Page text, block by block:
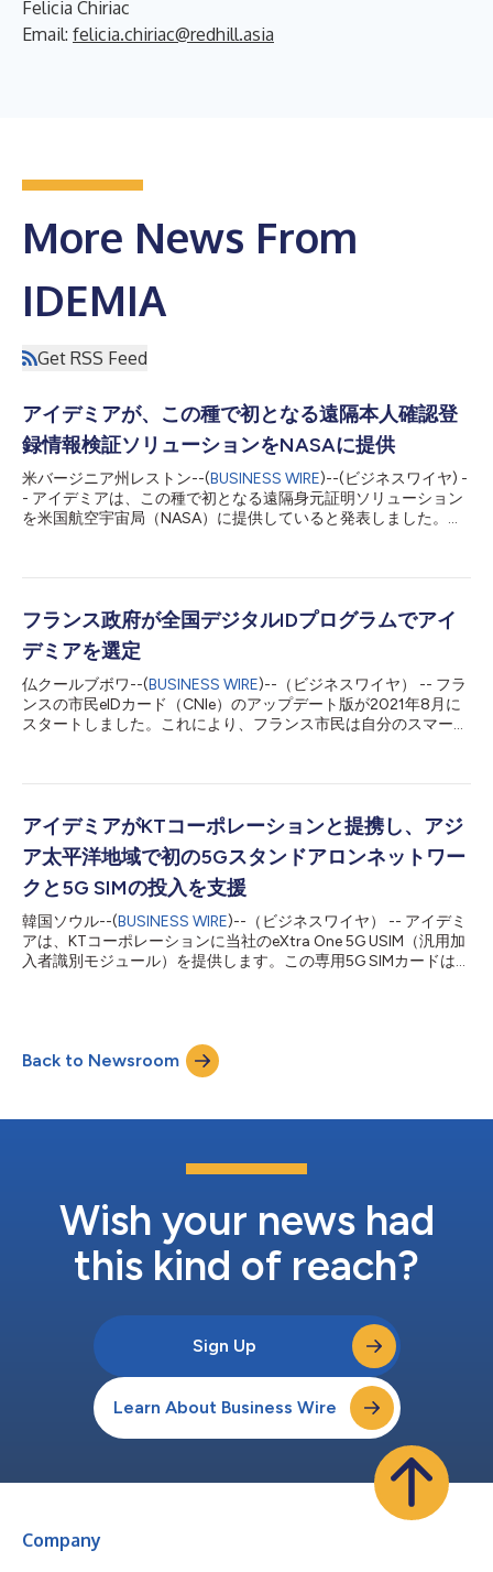
Felicia Chiriac
Email: felicia.chiriac@redhill.asia
More News From
IDEMIA
Get RSS Feed
アイデミアが、この種で初となる遠隔本人確認登
録情報検証ソリューションをNASAに提供
米バージニア州レストン--(BUSINESS WIRE)--(ビジネスワイヤ) -
- アイデミアは、この種で初となる遠隔身元証明ソリューション
を米国航空宇宙局（NASA）に提供していると発表しました。こ
政府向け遠隔身元証明ソリューションは、政府機関向けに資格証
であるアイデミアが開発したものです。またアイデミアは米国国
防総省（DoD）の共通アクセスカード（CAC）など、連邦機関向
けの個人本人確認情報検証（PIV）カードも製造しており、米国
全州における運転免許証の大部分も発行しています。 この遠隔
身元証明（RIP）ソリューションは米国立標準技術研究所
（NIST） 800-63A本人確認情報保証レベル（IAL）2に規定され
た連邦本人確認情報管理指針に完全準拠しており、これにより
フランス政府が全国デジタルIDプログラムでアイ
デミアを選定
仏クールブボワ--(BUSINESS WIRE)--（ビジネスワイヤ） -- フラ
ンスの市民eIDカード（CNIe）のアップデート版が2021年8月に
スタートしました。これにより、フランス市民は自分のスマート
次にスマートフォンの背面にCNIeを当てて、近距離無線通信技術
ップに保持されている個人情報を安全に読み取り、認証します。
市民は認証の前に同意を伝える必要があります。 このデジタルID
システムは、フランスのIT機関であるANSSIの第1レベルのセキュ
リティー証明書を取得して発行されるため、EU eIDAS規制の
「Substantial and High1（十分で高レベル）」に準拠したものに
なります。このシステムは市民の本人確認データを保護し、認証
された市民のみがデータを管理できるよう保証します。 アイデ
ミアのデジタルID担当シニアバイスプレジデントであるピエー
アイデミアがKTコーポレーションと提携し、アジ
ア太平洋地域で初の5Gスタンドアロンネットワー
クと5G SIMの投入を支援
韓国ソウル--(BUSINESS WIRE)--（ビジネスワイヤ） -- アイデミ
アは、KTコーポレーションに当社のeXtra One 5G USIM（汎用加
入者識別モジュール）を提供します。この専用5G SIMカードは、
認技術の世界的リーダー企業であるアイデミアは本日、KTコー
ポレーション（旧コリア・テレコム）と提携し、KTCの新しい
5Gスタンドアロンネットワークをサポートするため、KTC初の
する計画を発表しました。 この提携の下、アイデミアはKTCに
カードを供給します。この5GスタンドアロンUSIMは、顧客のプ
ライバシーを保護するために特別設計されているため、
ュリティーの向上をもたらします。USIMのIMSI（国際移動体加...
Back to Newsroom
Wish your news had
this kind of reach?
Sign Up
Learn About Business Wire
Company